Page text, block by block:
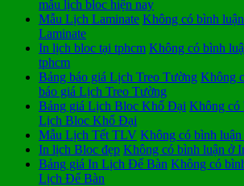
mẫu lịch bloc hiện nay
Mẫu Lịch Laminate Không có bình luận
Laminate
In lịch bloc tại tphcm Không có bình
tphcm
Bảng báo giá Lịch Treo Tường Không
báo giá Lịch Treo Tường
Bảng giá Lịch Bloc Khổ Đại Không có
Lịch Bloc Khổ Đại
Mẫu Lịch Tết TLV Không có bình luận
In lịch Bloc đẹp Không có bình luận ở
Bảng giá In Lịch Để Bàn Không có
Lịch Để Bàn